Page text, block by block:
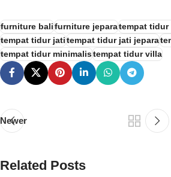
furniture bali furniture jeparatempat tidur
tempat tidur jati tempat tidur jati jepara
tempat tidur minimalistempat tidur villa
Newer
Related Posts